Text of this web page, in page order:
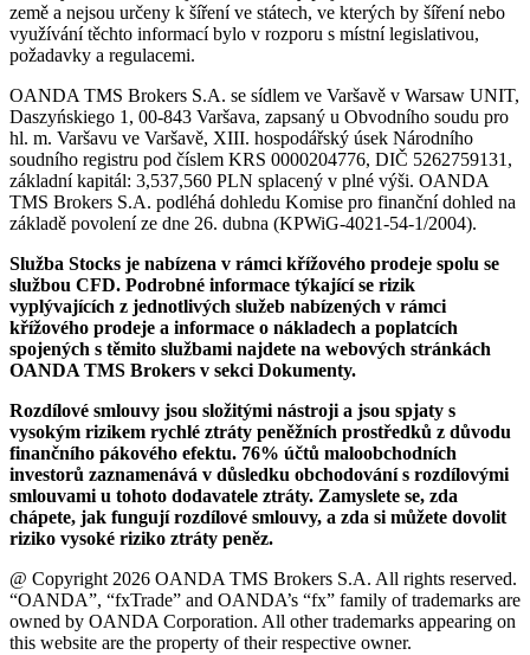
země a nejsou určeny k šíření ve státech, ve kterých by šíření nebo
využívání těchto informací bylo v rozporu s místní legislativou,
požadavky a regulacemi.
OANDA TMS Brokers S.A. se sídlem ve Varšavě v Warsaw UNIT,
Daszyńskiego 1, 00-843 Varšava, zapsaný u Obvodního soudu pro
hl. m. Varšavu ve Varšavě, XIII. hospodářský úsek Národního
soudního registru pod číslem KRS 0000204776, DIČ 5262759131,
základní kapitál: 3,537,560 PLN splacený v plné výši. OANDA
TMS Brokers S.A. podléhá dohledu Komise pro finanční dohled na
základě povolení ze dne 26. dubna (KPWiG-4021-54-1/2004).
Služba Stocks je nabízena v rámci křížového prodeje spolu se
službou CFD. Podrobné informace týkající se rizik
vyplývajících z jednotlivých služeb nabízených v rámci
křížového prodeje a informace o nákladech a poplatcích
spojených s těmito službami najdete na webových stránkách
OANDA TMS Brokers v sekci Dokumenty.
Rozdílové smlouvy jsou složitými nástroji a jsou spjaty s
vysokým rizikem rychlé ztráty peněžních prostředků z důvodu
finančního pákového efektu. 76% účtů maloobchodních
investorů zaznamenává v důsledku obchodování s rozdílovými
smlouvami u tohoto dodavatele ztráty. Zamyslete se, zda
chápete, jak fungují rozdílové smlouvy, a zda si můžete dovolit
riziko vysoké riziko ztráty peněz.
@ Copyright 2026 OANDA TMS Brokers S.A. All rights reserved.
“OANDA”, “fxTrade” and OANDA’s “fx” family of trademarks are
owned by OANDA Corporation. All other trademarks appearing on
this website are the property of their respective owner.